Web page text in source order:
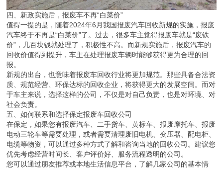
四、新政实施后，报废车不再“白菜价”
值得一提的是，随着2024年6月我国报废汽车回收新规的实施，报废
汽车终于不再是“白菜价”了。过去，很多车主觉得报废车就是“废铁
价”，几百块钱就处理了，积极性不高。而新规实施后，报废汽车的
回收价值得到提升，车主在处理报废车辆时能够获得更为合理的回
报。
新规的出台，也意味着报废车回收行业将更加规范。那些具备合法资
质、规范经营、环保达标的回收企业，将获得更大的发展空间。而对
于车主来说，选择这样的公司，不仅是对自己负责，也是对环境、对
社会负责。
五、如何联系和选择保定报废车回收公司
在保定，如果您有报废汽车、二手货车、黄标车、报废摩托车、报废
电动三轮车等需要处理，或者需要清理废旧电机、变压器、配电柜、
电缆等物资，可以通过多种方式了解和咨询当地的回收公司。建议您
优先考虑经营时间长、客户评价好、服务流程透明的公司。
您可以通过朋友推荐或本地生活信息平台，了解几家公司的基本情